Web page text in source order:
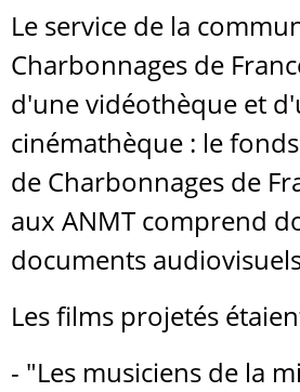
Le service de la
Charbonnages de
d'une vidéothèque et
cinémathèque : le
de Charbonnages de
aux ANMT comprend
documents
Les films projetés
- "Les musiciens de la